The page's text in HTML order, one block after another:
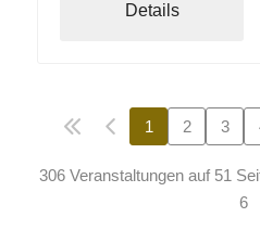
Details
1 2 3
306 Veranstaltungen auf 51
6